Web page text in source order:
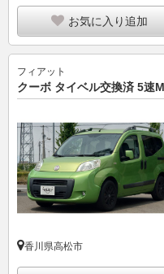
お気に入り追加
フィアット
クーボ タイベル交換済 5速
香川県高松市